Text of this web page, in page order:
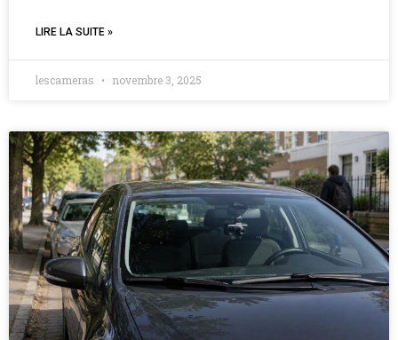
LIRE LA SUITE »
lescameras novembre 3, 2025